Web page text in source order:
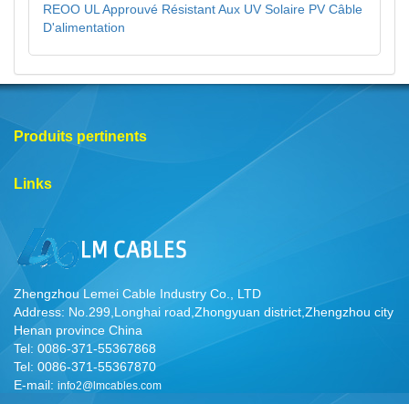
REOO UL Approuvé Résistant Aux UV Solaire PV Câble
D'alimentation
Produits pertinents
Links
Zhengzhou Lemei Cable Industry Co., LTD
Address: No.299,Longhai road,Zhongyuan district,Zhengzhou city
Henan province China
Tel: 0086-371-55367868
Tel: 0086-371-55367870
E-mail: info2@lmcables.com